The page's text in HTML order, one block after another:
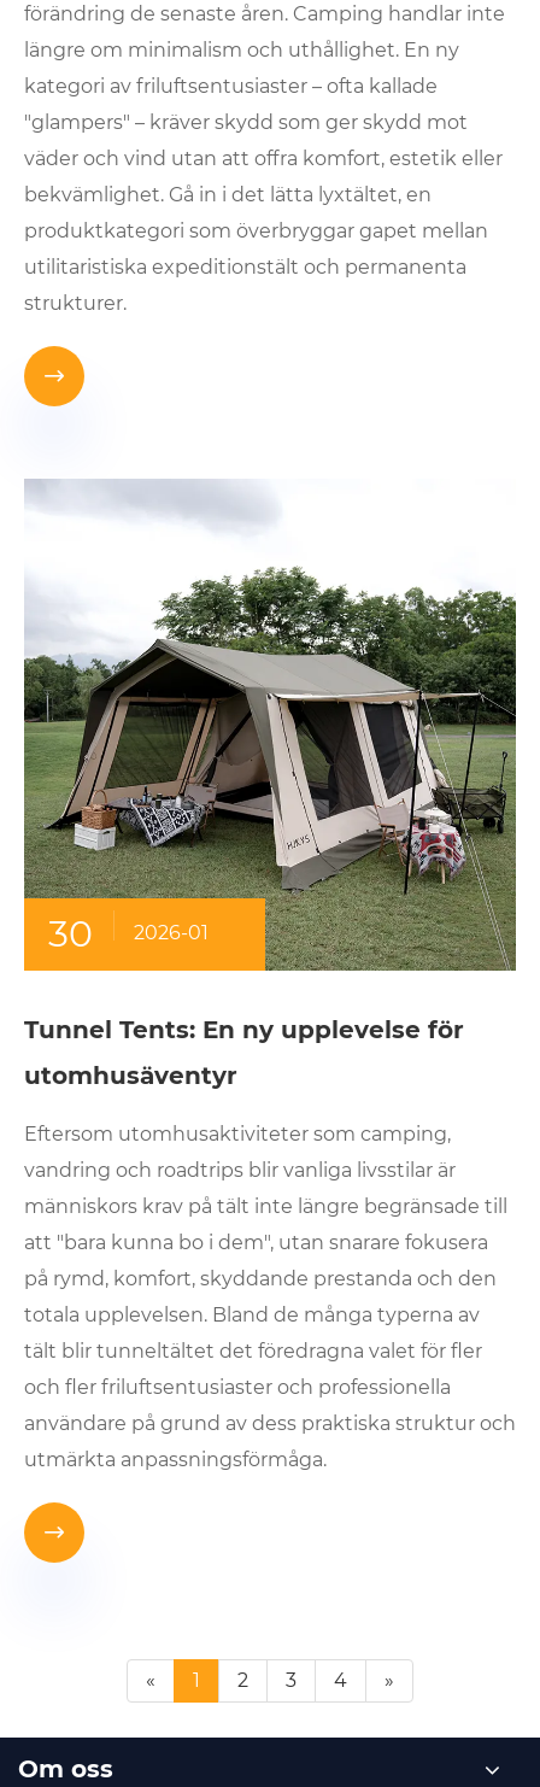
förändring de senaste åren. Camping handlar inte
längre om minimalism och uthållighet. En ny
kategori av friluftsentusiaster – ofta kallade
"glampers" – kräver skydd som ger skydd mot
väder och vind utan att offra komfort, estetik eller
bekvämlighet. Gå in i det lätta lyxtältet, en
produktkategori som överbryggar gapet mellan
utilitaristiska expeditionstält och permanenta
strukturer.

30 2026-01
Tunnel Tents: En ny upplevelse för
utomhusäventyr
Eftersom utomhusaktiviteter som camping,
vandring och roadtrips blir vanliga livsstilar är
människors krav på tält inte längre begränsade till
att "bara kunna bo i dem", utan snarare fokusera
på rymd, komfort, skyddande prestanda och den
totala upplevelsen. Bland de många typerna av
tält blir tunneltältet det föredragna valet för fler
och fler friluftsentusiaster och professionella
användare på grund av dess praktiska struktur och
utmärkta anpassningsförmåga.

« 1 2 3 4 »
Om oss